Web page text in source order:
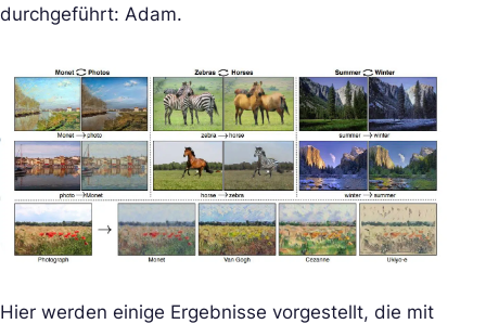
durchgeführt: Adam.
Hier werden einige Ergebnisse vorgestellt, die mit